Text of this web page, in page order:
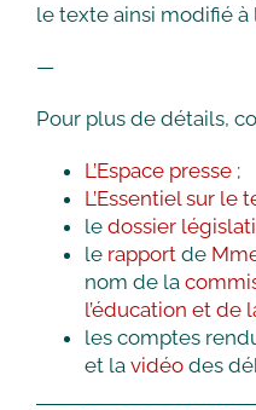
le texte ainsi modifié à
—
Pour plus de détails,
L’Espace presse ;
L’Essentiel sur le
le dossier
le rapport de
nom de la
l’éducation et de
les comptes
et la vidéo des